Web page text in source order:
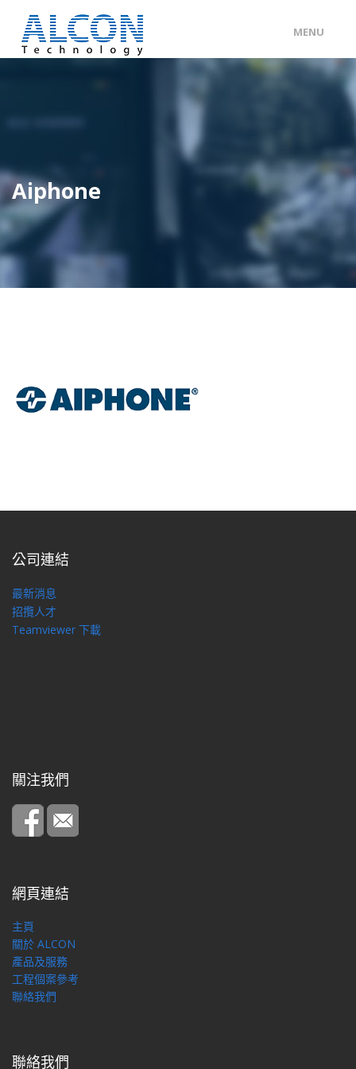
MENU
ENG / 中文
產品及服務
工程個案
聯絡我們
Aiphone
公司連結
最新消息
招攬人才
Teamviewer 下載
關注我們
網頁連結
主頁
關於 ALCON
產品及服務
工程個案參考
聯絡我們
聯絡我們